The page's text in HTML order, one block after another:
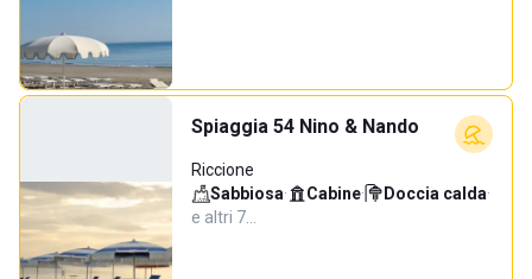
Spiaggia 54 Nino & Nando
Riccione
Sabbiosa· Cabine· Doccia calda·
e altri 7…